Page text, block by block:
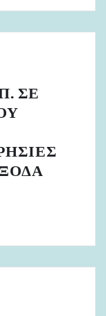
ΣΕ